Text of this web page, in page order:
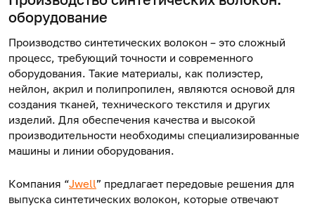
оборудование
Производство синтетических волокон – это сложный
процесс, требующий точности и современного
оборудования. Такие материалы, как полиэстер,
нейлон, акрил и полипропилен, являются основой для
создания тканей, технического текстиля и других
изделий. Для обеспечения качества и высокой
производительности необходимы специализированные
машины и линии оборудования.
Компания “Jwell” предлагает передовые решения для
выпуска синтетических волокон, которые отвечают